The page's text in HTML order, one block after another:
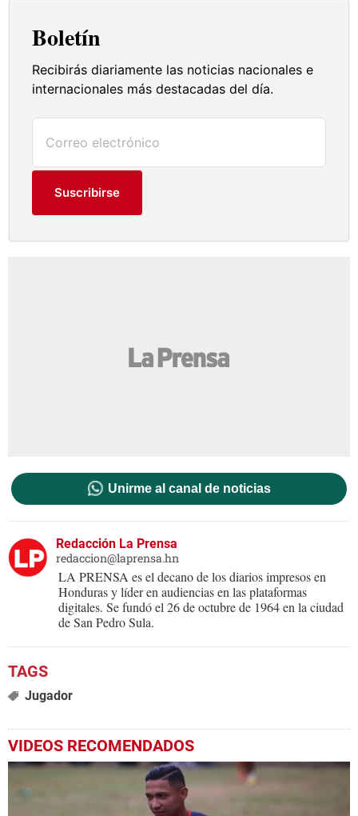
Boletín
Recibirás diariamente las noticias nacionales e
internacionales más destacadas del día.
Suscribirse
Unirme al canal de noticias
Redacción La Prensa
redaccion@laprensa.hn
LA PRENSA es el decano de los diarios impresos en
Honduras y líder en audiencias en las plataformas
digitales. Se fundó el 26 de octubre de 1964 en la ciudad
de San Pedro Sula.
Jugador
VIDEOS RECOMENDADOS